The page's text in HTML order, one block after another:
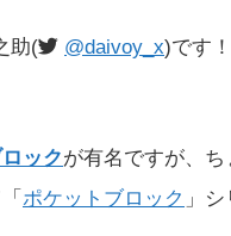
助( @daivoy_x)です！
ックが有名ですが、ち
ポケットブロック 」